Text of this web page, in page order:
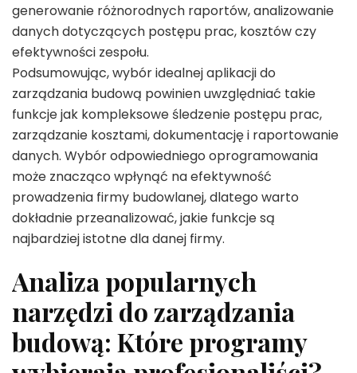
generowanie różnorodnych raportów, analizowanie
danych dotyczących postępu prac, kosztów czy
efektywności zespołu.
Podsumowując, wybór idealnej aplikacji do
zarządzania budową powinien uwzględniać takie
funkcje jak kompleksowe śledzenie postępu prac,
zarządzanie kosztami, dokumentację i raportowanie
danych. Wybór odpowiedniego oprogramowania
może znacząco wpłynąć na efektywność
prowadzenia firmy budowlanej, dlatego warto
dokładnie przeanalizować, jakie funkcje są
najbardziej istotne dla danej firmy.
Analiza popularnych
narzędzi do zarządzania
budową: Które programy